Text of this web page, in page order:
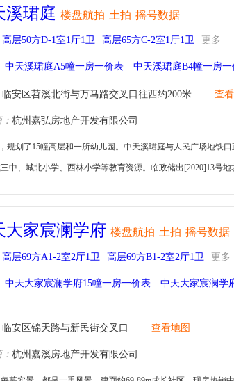
溪珺庭 楼盘航拍 土拍 摇号数据
高层50方D-1室1厅1卫 高层65方C-2室1厅1卫 更多
中天溪珺庭A5幢一房一价表 中天溪珺庭B4幢一房一
临安区苕溪北街与万马路交叉口往西约200米 查
杭州嘉弘房地产开发有限公司
规划了15幢高层和一所幼儿园。中天溪珺庭与人民广场地铁
中、城北小学、西林小学等教育资源。临政储出[2020]13号
大家宸澜学府 楼盘航拍 土拍 摇号数据
高层69方A1-2室2厅1卫 高层69方B1-2室2厅1卫 更多
中天大家宸澜学府15幢一房一价表 中天大家宸澜学
临安区锦天路与新民街交叉口 查看地图
杭州嘉溪房地产开发有限公司